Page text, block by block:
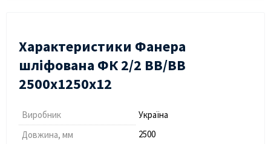
Характеристики Фанера
шліфована ФК 2/2 BB/BB
2500х1250х12
Виробник
Україна
Довжина, мм
2500